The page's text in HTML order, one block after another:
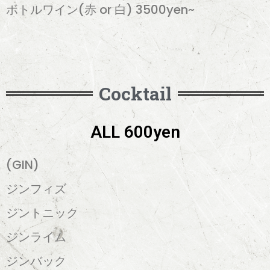
ボトルワイン(赤 or 白) 3500yen~
Cocktail
ALL 600yen
(GIN)
ジンフィズ
ジントニック
ジンライム
ジンバック